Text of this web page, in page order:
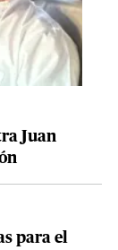
Juan
para el